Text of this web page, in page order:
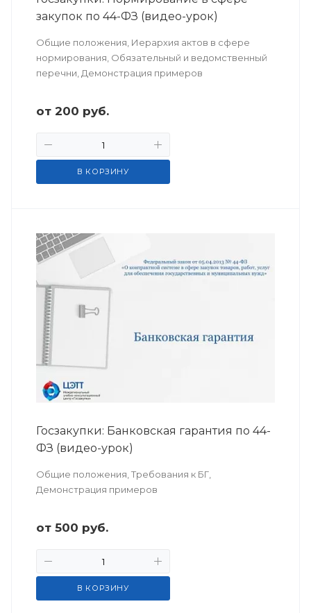
закупок по 44-ФЗ (видео-урок)
Общие положения, Иерархия актов в сфере
нормирования, Обязательный и ведомственный
перечни, Демонстрация примеров
от 200 руб.
В КОРЗИНУ
Госзакупки: Банковская гарантия по 44-
ФЗ (видео-урок)
Общие положения, Требования к БГ,
Демонстрация примеров
от 500 руб.
В КОРЗИНУ